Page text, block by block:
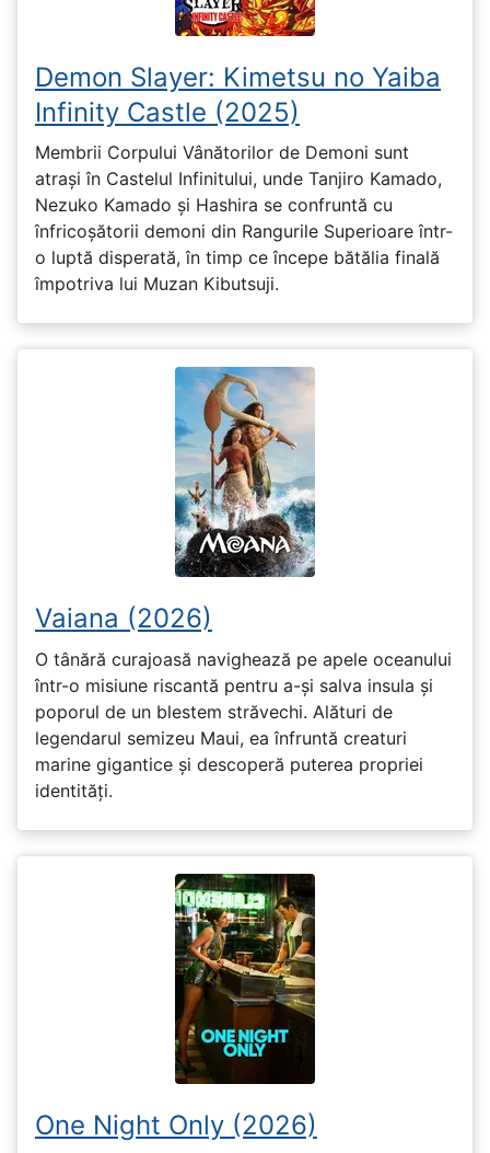
Demon Slayer: Kimetsu no Yaiba
Infinity Castle (2025)
Membrii Corpului Vânătorilor de Demoni sunt
atrași în Castelul Infinitului, unde Tanjiro Kamado,
Nezuko Kamado și Hashira se confruntă cu
înfricoșătorii demoni din Rangurile Superioare într-
o luptă disperată, în timp ce începe bătălia finală
împotriva lui Muzan Kibutsuji.
Vaiana (2026)
O tânără curajoasă navighează pe apele oceanului
într-o misiune riscantă pentru a-și salva insula și
poporul de un blestem străvechi. Alături de
legendarul semizeu Maui, ea înfruntă creaturi
marine gigantice și descoperă puterea propriei
identități.
One Night Only (2026)